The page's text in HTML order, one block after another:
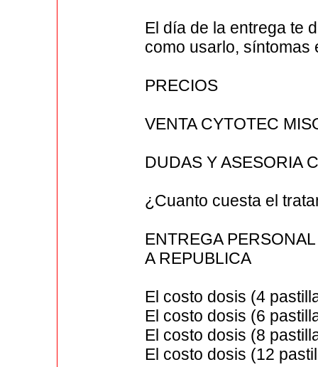
El día de la entrega te
como usarlo, síntomas
PRECIOS
VENTA CYTOTEC
DUDAS Y ASESORIA
¿Cuanto cuesta el
ENTREGA
A REPUBLICA
El costo dosis (4
El costo dosis (6
El costo dosis (8
El costo dosis (12